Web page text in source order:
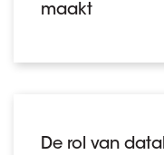
maakt
De rol van